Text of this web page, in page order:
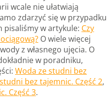
wcale nie ułatwiają
zdarzyć się w przypadku
pisaliśmy w artykule: Czy
O wiele więcej
z własnego ujęcia. O
w poradniku,
Woda ze studni bez
bez tajemnic. Część 2,
Część 3.